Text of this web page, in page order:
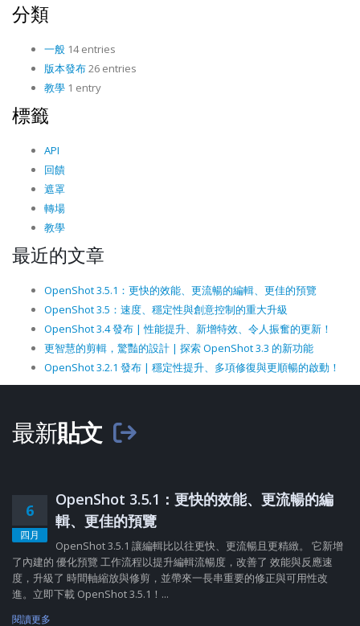
分類
一般 14 entries
版本發布26 entries
教學 1 entry
標籤
API
回饋
遮罩
轉場
教學
最近的文章
OpenShot 3.5.1：更快的效能、更流暢的編輯、更佳的預覽
OpenShot 3.5：速度、穩定性與創意控制的重大升級
OpenShot 3.4 發布 | 性能提升、新增特效、令人振奮的更新！
更智慧的剪輯，驚豔的設計 | 探索 OpenShot 3.3 的新功能
OpenShot 3.2.1 發布 | 穩定性提升、多項修復與更順暢的啟動！
最新貼文
6
四月
OpenShot 3.5.1：更快的效能、更流暢的編
輯、更佳的預覽
OpenShot 3.5.1 讓編輯比以往更快、更流暢且更精緻。 它新增
了內建的 優化預覽 工作流程以提升編輯流暢度，改善了 效能與反應速
度，升級了 時間軸縮放與修剪，並帶來一長串重要的修正與可用性改
進。立即下載 OpenShot 3.5.1！...
閱讀更多